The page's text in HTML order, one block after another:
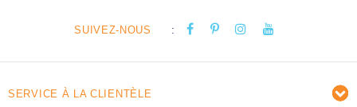
SUIVEZ-NOUS :
SERVICE À LA CLIENTÈLE